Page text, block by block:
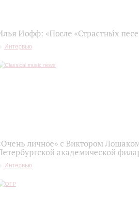
Иофф: «После «Страстны́х
Интервью
личное» с Виктором
академической
Интервью